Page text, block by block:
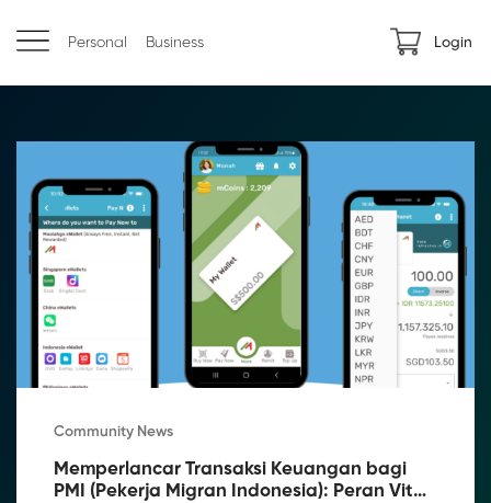
Personal Business Login
Community News
Memperlancar Transaksi Keuangan bagi
PMI (Pekerja Migran Indonesia): Peran Vital